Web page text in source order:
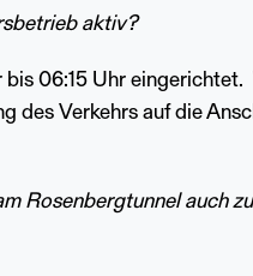
aktiv?
06:15 Uhr
des Verkehrs auf die
Rosenbergtunnel auch